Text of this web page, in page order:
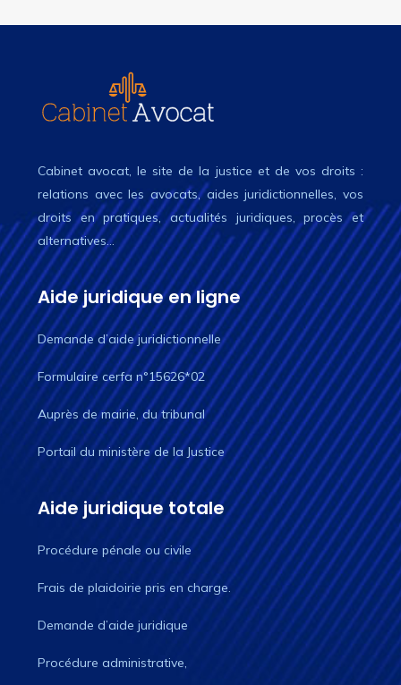
Cabinet avocat, le site de la justice et de vos droits :
relations avec les avocats, aides juridictionnelles, vos
droits en pratiques, actualités juridiques, procès et
alternatives…
Aide juridique en ligne
Demande d’aide juridictionnelle
Formulaire cerfa n°15626*02
Auprès de mairie, du tribunal
Portail du ministère de la Justice
Aide juridique totale
Procédure pénale ou civile
Frais de plaidoirie pris en charge.
Demande d’aide juridique
Procédure administrative,